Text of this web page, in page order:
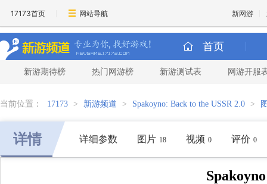
17173首页 网站导航 新网游
首页
新游期待榜 热门网游榜 新游测试表 网游开服
当前位置： 17173 > 新游频道 > Spakoyno: Back to the USSR 2.0 >
详情 详细参数 图片 18 视频 0 评价 0